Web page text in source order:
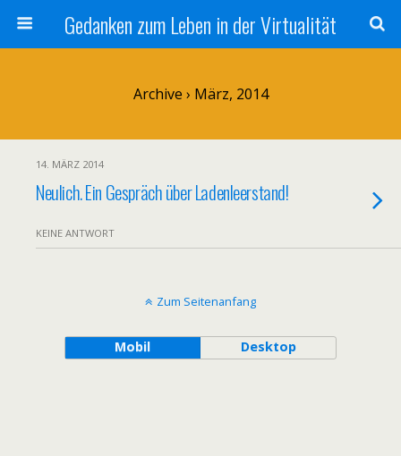
Gedanken zum Leben in der Virtualität
Archive › März, 2014
14. MÄRZ 2014
Neulich. Ein Gespräch über Ladenleerstand!
KEINE ANTWORT
Zum Seitenanfang
Mobil Desktop